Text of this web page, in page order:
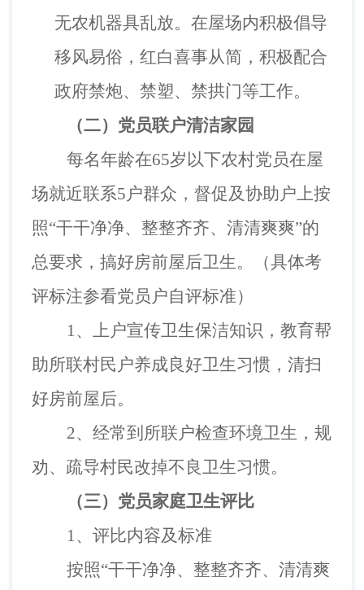
无农机器具乱放。在屋场内积极倡导
移风易俗，红白喜事从简，积极配合
政府禁炮、禁塑、禁拱门等工作。
（二） 党员联户清洁家园
每名年龄在65岁以下农村党员在屋
场就近联系5户群众，督促及协助户上按
照“干干净净、整整齐齐、清清爽爽”的
总要求，搞好房前屋后卫生。（具体考
评标注参看党员户自评标准）
1、 上户宣传卫生保洁知识，教育帮
助所联村民 户养成良好卫生习惯 ，清扫
好房前屋后。
2、 经常到所联户检查环境卫生，规
劝、疏导村民改掉不良卫生习惯。
（三）党员家庭卫生评比
1、评比内容及标准
按照“干干净净、整整齐齐、清清爽